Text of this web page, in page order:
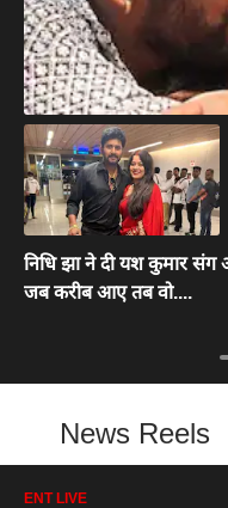
निधि झा ने दी यश कुमार संग
जब करीब आए तब वो....
News Reels
ENT LIVE